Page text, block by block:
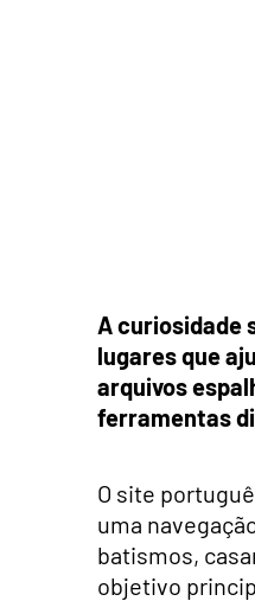
A curiosidade
lugares que
arquivos
ferramentas
O site
uma
batismos,
objetivo